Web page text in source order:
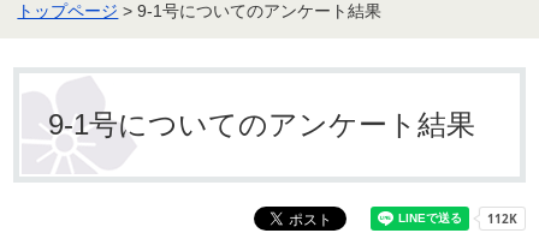
トップページ > 9-1号についてのアンケート結果
9-1号についてのアンケート結果